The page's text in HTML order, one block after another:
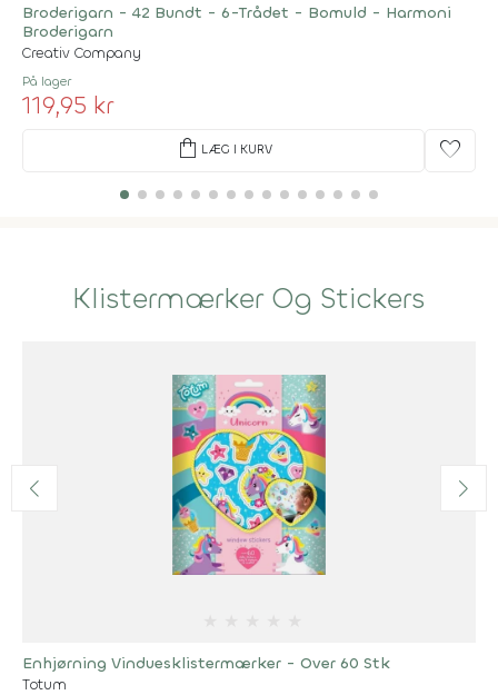
Broderigarn - 42 Bundt - 6-Trådet - Bomuld - Harmoni
Broderigarn
Creativ Company
På lager
119,95 kr
shopping_bag LÆG I KURV favorite
Klistermærker Og Stickers
Enhjørning Vinduesklistermærker - Over 60 Stk
Totum